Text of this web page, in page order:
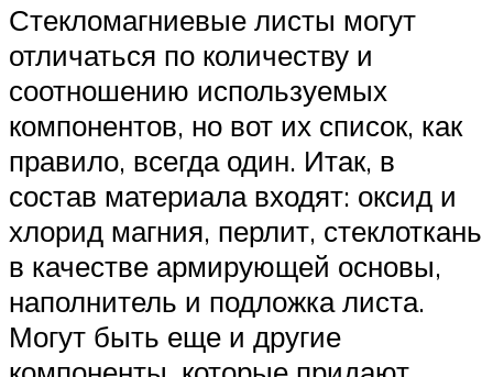
Стекломагниевые листы могут
отличаться по количеству и
соотношению используемых
компонентов, но вот их список, как
правило, всегда один. Итак, в
состав материала входят: оксид и
хлорид магния, перлит, стеклоткань
в качестве армирующей основы,
наполнитель и подложка листа.
Могут быть еще и другие